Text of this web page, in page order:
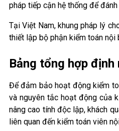
pháp tiếp cận hệ thống để
Tại Việt Nam, khung pháp lý
thiết lập bộ phận kiểm toán nội
Bảng tổng hợp
Để đảm bảo hoạt động kiểm
và nguyên tắc hoạt động của
nâng cao tính độc lập, khách
liên quan đến kiểm toán viên